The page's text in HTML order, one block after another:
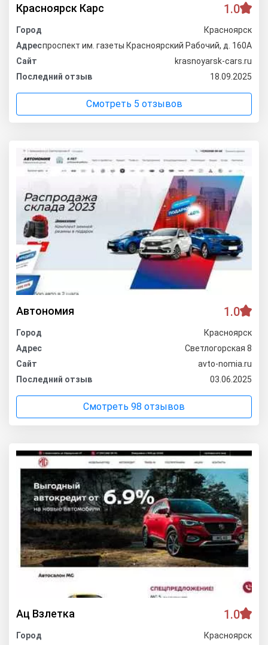
Красноярск Карс 1.0
Город
Красноярск
Адреспроспект им. газеты Красноярский Рабочий, д. 160А
Сайт
krasnoyarsk-cars.ru
Последний отзыв
18.09.2025
Смотреть 5 отзывов
Автономия 1.0
Город
Красноярск
Адрес
Светлогорская 8
Сайт
avto-nomia.ru
Последний отзыв
03.06.2025
Смотреть 98 отзывов
Ац Взлетка 1.0
Город
Красноярск